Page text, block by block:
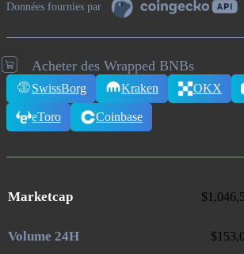
Données fournies par
Acheter des Wrapped BNBs
SwissBorg Kraken OKX
eToro Coinbase
Marketcap $
Volume 24H $